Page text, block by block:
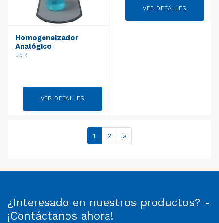
Homogeneizador
Analógico
JSR
VER DETALLES
VER DETALLES
1 2 »
¿Interesado en nuestros productos? -
¡Contáctanos ahora!